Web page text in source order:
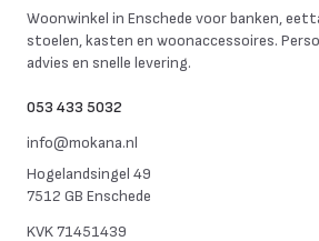
Woonwinkel in Enschede voor banken,
stoelen, kasten en woonaccessoires.
advies en snelle levering.
053 433 5032
info@mokana.nl
Hogelandsingel 49
7512 GB Enschede
KVK71451439